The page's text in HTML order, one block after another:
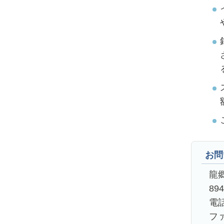
お
龍
電
フ